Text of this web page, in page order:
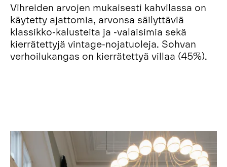
Vihreiden arvojen mukaisesti kahvilassa on
käytetty ajattomia, arvonsa säilyttäviä
klassikko-kalusteita ja -valaisimia sekä
kierrätettyjä vintage-nojatuoleja. Sohvan
verhoilukangas on kierrätettyä villaa (45%).